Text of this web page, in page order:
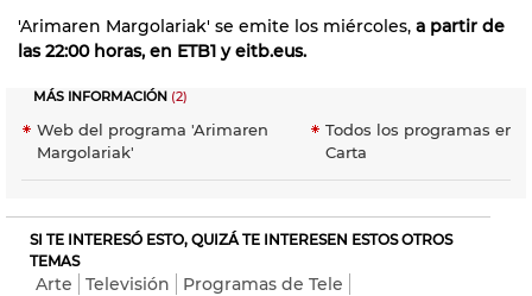
'Arimaren Margolariak' se emite los miércoles, a partir de
las 22:00 horas, en ETB1 y eitb.eus.
MÁS INFORMACIÓN (2)
Web del programa 'Arimaren
Margolariak'
Todos los programas en
Carta
SI TE INTERESÓ ESTO, QUIZÁ TE INTERESEN ESTOS OTROS
TEMAS
Arte Televisión
Programas de Tele